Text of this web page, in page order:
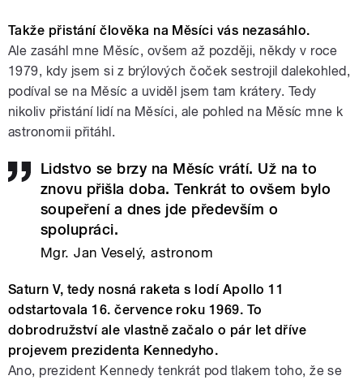
Takže přistání člověka na Měsíci vás nezasáhlo.
Ale zasáhl mne Měsíc, ovšem až později, někdy v roce
1979, kdy jsem si z brýlových čoček sestrojil dalekohled,
podíval se na Měsíc a uviděl jsem tam krátery. Tedy
nikoliv přistání lidí na Měsíci, ale pohled na Měsíc mne k
astronomii přitáhl.
Lidstvo se brzy na Měsíc vrátí. Už na to
znovu přišla doba. Tenkrát to ovšem bylo
soupeření a dnes jde především o
spolupráci.
Mgr. Jan Veselý, astronom
Saturn V, tedy nosná raketa s lodí Apollo 11
odstartovala 16. července roku 1969. To
dobrodružství ale vlastně začalo o pár let dříve
projevem prezidenta Kennedyho.
Ano, prezident Kennedy tenkrát pod tlakem toho, že se